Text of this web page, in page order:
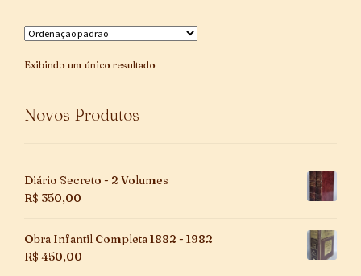
Exibindo um único resultado
Novos Produtos
Diário Secreto - 2 Volumes
R$ 350,00
Obra Infantil Completa 1882 - 1982
R$ 450,00